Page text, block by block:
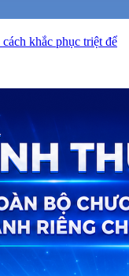
khắc phục triệt để